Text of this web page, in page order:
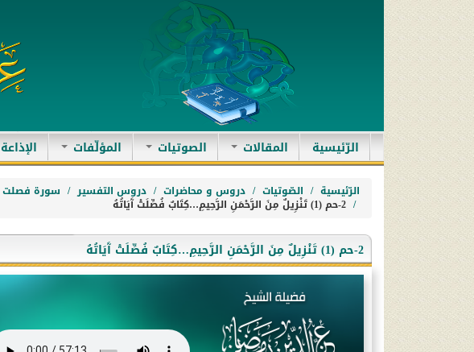
الرّئيسية(current) المقالات الصوتيات المؤلّفات الإذاعة
الرّئيسية الصّوتيات دروس و محاضرات دروس التفسير سورة فصلت
2-حم (1) تَنْزِيلٌ مِنَ الرَّحْمَنِ الرَّحِيمِ…كِتَابٌ فُصِّلَتْ آَيَاتُهُ
2-حم (1) تَنْزِيلٌ مِنَ الرَّحْمَنِ الرَّحِيمِ…كِتَابٌ فُصِّلَتْ آَيَاتُهُ